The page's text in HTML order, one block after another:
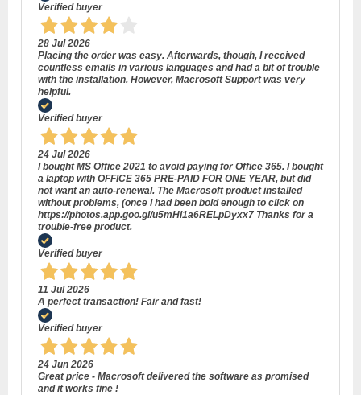
Verified buyer
28 Jul 2026
Placing the order was easy. Afterwards, though, I received
countless emails in various languages and had a bit of trouble
with the installation. However, Macrosoft Support was very
helpful.
Verified buyer
24 Jul 2026
I bought MS Office 2021 to avoid paying for Office 365. I bought
a laptop with OFFICE 365 PRE-PAID FOR ONE YEAR, but did
not want an auto-renewal. The Macrosoft product installed
without problems, (once I had been bold enough to click on
https://photos.app.goo.gl/u5mHi1a6RELpDyxx7 Thanks for a
trouble-free product.
Verified buyer
11 Jul 2026
A perfect transaction! Fair and fast!
Verified buyer
24 Jun 2026
Great price - Macrosoft delivered the software as promised
and it works fine !